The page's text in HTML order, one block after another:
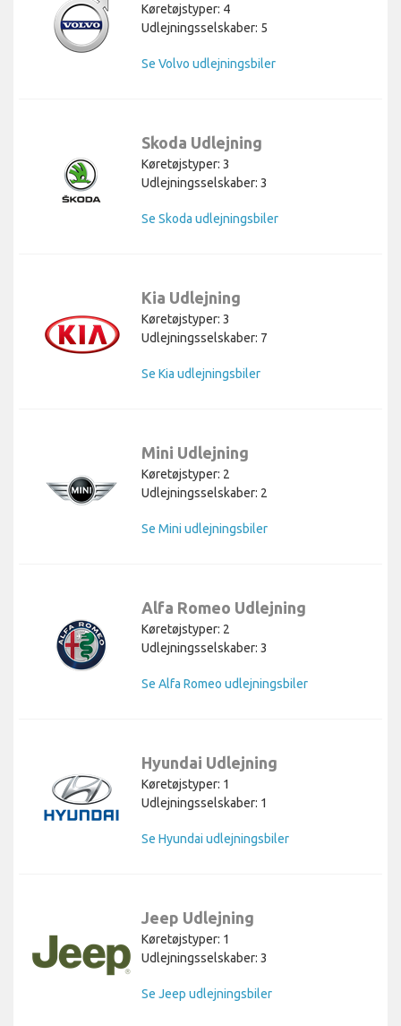
Køretøjstyper: 4
Udlejningsselskaber: 5
Se Volvo udlejningsbiler
Skoda Udlejning
Køretøjstyper: 3
Udlejningsselskaber: 3
Se Skoda udlejningsbiler
Kia Udlejning
Køretøjstyper: 3
Udlejningsselskaber: 7
Se Kia udlejningsbiler
Mini Udlejning
Køretøjstyper: 2
Udlejningsselskaber: 2
Se Mini udlejningsbiler
Alfa Romeo Udlejning
Køretøjstyper: 2
Udlejningsselskaber: 3
Se Alfa Romeo udlejningsbiler
Hyundai Udlejning
Køretøjstyper: 1
Udlejningsselskaber: 1
Se Hyundai udlejningsbiler
Jeep Udlejning
Køretøjstyper: 1
Udlejningsselskaber: 3
Se Jeep udlejningsbiler